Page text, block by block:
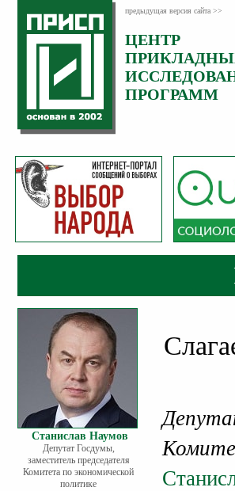
предыдущая версия сайта >>
ЦЕНТР
ПРОГРАММ
Станислав Наумов
Депутат Госдумы,
заместитель председателя
Комитета по экономической
политике
Категория:
Комментарии